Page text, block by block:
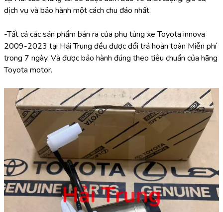
dịch vụ và bảo hành một cách chu đáo nhất.
-Tất cả các sản phẩm bán ra của phụ tùng xe Toyota innova
2009-2023 tại Hải Trung đều được đổi trả hoàn toàn Miễn phí
trong 7 ngày. Và được bảo hành đúng theo tiêu chuẩn của hãng
Toyota motor.